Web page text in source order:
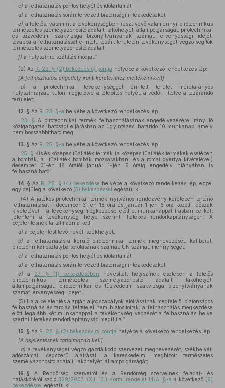
c) a felhasználás pontos helyét és időtartamát;
d) a felhasználás során tervezett biztonsági intézkedéseket;
e) a felelős, valamint a tevékenységben részt vevő valamennyi pirotechnikus
természetes személyazonosító adatait, lakóhelyét, állampolgárságát, pirotechnikai
és tűzvédelmi szakvizsga bizonyítványának számát, érvényességi idejét,
továbbá a felhasználással érintett, lezárt területen tevékenységet végző segítők
természetes személyazonosító adatait;
f) a helyszínre szállítás módját.”
(2) Az R. 22. § (2) bekezdés a) pontja helyébe a következő rendelkezés lép:
[A felhasználási engedély iránti kérelemhez mellékelni kell]
a) a pirotechnikai tevékenységgel érintett terület méretarányos
helyszínrajzát, külön megjelölve a telepítés helyét, a védő-, illetve a lezárandó
területet;”
12. § Az R. 23. §-a helyébe a következő rendelkezés lép:
23. § A pirotechnikai termék felhasználásának engedélyezésére irányuló
közigazgatási hatósági eljárásban az ügyintézési határidő 10 munkanap, amely
nem hosszabbítható meg.”
13. § Az R. 25. §-a helyébe a következő rendelkezés lép:
25. § Kis és közepes tűzijáték termék (a közepes tűzijáték termékek esetében
a bombák, a „tűzijáték bombák mozsarakban” és a római gyertya kivételével)
december 31-én 18 órától január 1-jén 6 óráig engedély hiányában is
felhasználható.”
14. § Az R. 26. § (4) bekezdése helyébe a következő rendelkezés lép, ezzel
egyidejűleg a következő (5) bekezdéssel egészül ki:
„(4) A játékos pirotechnikai termék nyilvános rendezvény keretében történő
felhasználását – december 31-én 18 óra és január 1-jén 6 óra közötti időszak
kivételével – a tevékenység megkezdése előtt öt munkanappal írásban be kell
jelenteni a tevékenység helye szerint illetékes rendőrkapitányságon. A
bejelentésnek tartalmaznia kell:
a) a bejelentést tevő nevét, székhelyét;
b) a felhasználásra kerülő pirotechnikai termék megnevezését, kaliberét,
pirotechnikai osztályba sorolásának számát, UN számát, mennyiségét;
c) a felhasználás pontos helyét és időtartamát;
d) a felhasználás során tervezett biztonsági intézkedéseket;
e) a 27. § (1) bekezdésében nevesített helyszínek esetében a felelős
pirotechnikus természetes személyazonosító adatait, lakóhelyét,
állampolgárságát, pirotechnikai és tűzvédelmi szakvizsga bizonyítványának
számát, érvényességi idejét.
(5) Ha a bejelentés alapján a jogszabályok előírásainak megfelelő, biztonságos
felhasználás és tárolás feltételei nem biztosítottak, a felhasználás megkezdése
előtt legalább két munkanappal a tevékenység végzését a felhasználás helye
szerint illetékes rendőrkapitányság megtiltja.”
15. § Az R. 28. § (2) bekezdés a) pontja helyébe a következő rendelkezés lép:
[A bejelentésnek tartalmaznia kell]
a) a tevékenységet végző gazdálkodó szervezet megnevezését, székhelyét,
adószámát, cégszerű aláírását, a kereskedelmi megbízott természetes
személyazonosító adatait, lakóhelyét, állampolgárságát;”
16. § A Rendőrség szerveiről és a Rendőrség szerveinek feladat- és
hatásköréről szóló 329/2007. (XII. 13.) Korm. rendelet 14/A. §-a a következő (6)
bekezdéssel egészül ki: